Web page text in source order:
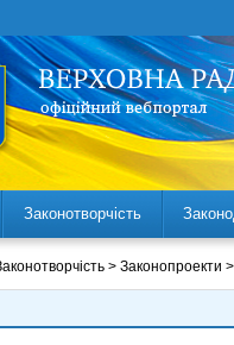
Законотворчість
> Законопроекти >